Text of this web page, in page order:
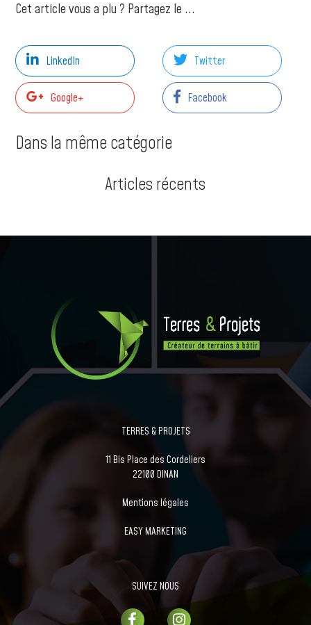
Cet article vous a plu ? Partagez le ...
LinkedIn Twitter
Google+ Facebook
Dans la même catégorie
Articles récents
TERRES & PROJETS
11 Bis Place des Cordeliers
22100 DINAN
Mentions légales
EASY MARKETING
SUIVEZ NOUS